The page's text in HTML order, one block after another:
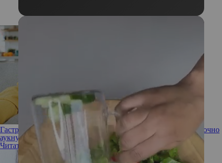
Гастрит не болит: молчаливые заболевания ЖКТ, которые точно
аукнутся в будущем
Читать полностью